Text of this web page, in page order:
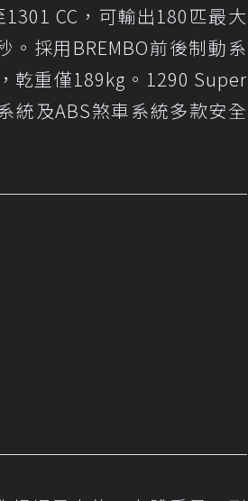
CC，可輸出180匹最大
採用BREMBO前後制動系
乾重僅189kg。1290 Super
統及ABS煞車系統多款安全